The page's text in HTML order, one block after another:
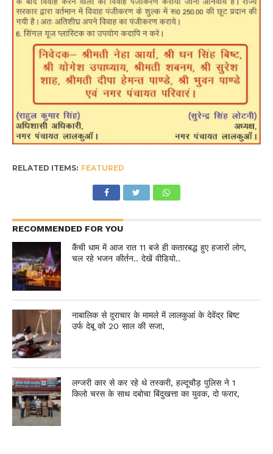
RELATED ITEMS: FEATURED
RECOMMENDED FOR YOU
कैंची धाम में आज रात 11 बजे ही कतारबद्ध हुए हजारों लोग,
चल रहे भजन कीर्तन.. देखें वीडियो..
नाबालिक से दुराचार के मामले में लालकुआं के देवेंद्र बिष्ट
उर्फ देबू को 20 साल की सजा,
लग्जरी कार से कर रहे थे तस्करी, हल्दूचौड़ पुलिस ने 1
किलो चरस के साथ दबोचा बिंदुखत्ता का युवक, दो फरार,